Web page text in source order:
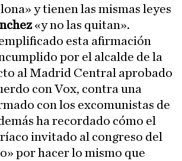
y tienen las mismas leyes
«y no las quitan».
esta afirmación
por el alcalde de la
al Madrid Central aprobado
con Vox, contra una
con los excomunistas de
ha recordado cómo el
invitado al congreso del
por hacer lo mismo que